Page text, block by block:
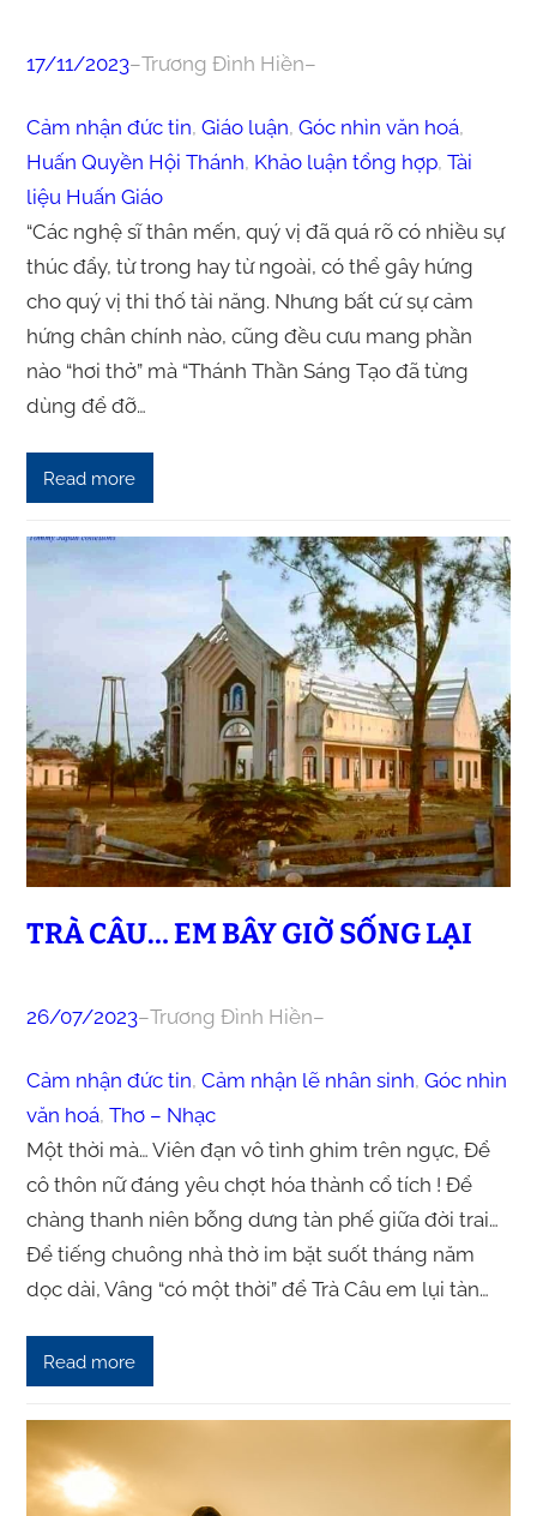
17/11/2023–Trương Đình Hiền–
Cảm nhận đức tin, Giáo luận, Góc nhìn văn hoá
Huấn Quyền Hội Thánh, Khảo luận tổng hợp, Tài
liệu Huấn Giáo
“Các nghệ sĩ thân mến, quý vị đã quá rõ có nhiều sự
thúc đẩy, từ trong hay từ ngoài, có thể gây hứng
cho quý vị thi thố tài năng. Nhưng bất cứ sự cảm
hứng chân chính nào, cũng đều cưu mang phần
nào “hơi thở” mà “Thánh Thần Sáng Tạo đã từng
dùng để đỡ…
Read more
TRÀ CÂU… EM BÂY GIỜ SỐNG LẠI
26/07/2023–Trương Đình Hiền–
Cảm nhận đức tin, Cảm nhận lẽ nhân sinh, Góc nhìn
văn hoá, Thơ – Nhạc
Một thời mà… Viên đạn vô tình ghim trên ngực, Để
cô thôn nữ đáng yêu chợt hóa thành cổ tích ! Để
chàng thanh niên bỗng dưng tàn phế giữa đời trai…
Để tiếng chuông nhà thờ im bặt suốt tháng năm
dọc dài, Vâng “có một thời” để Trà Câu em lụi tàn…
Read more